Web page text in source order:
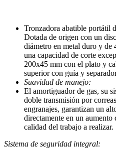
Tronzadora abatible portátil
Dotada de origen con un
diámetro en metal duro y de
una capacidad de corte
200x45 mm con el plato y
superior con guía y
Suavidad de manejo:
El amortiguador de gas, su
doble transmisión por
engranajes, garantizan un
directamente en un
calidad del trabajo a realizar.
Sistema de seguridad integral: